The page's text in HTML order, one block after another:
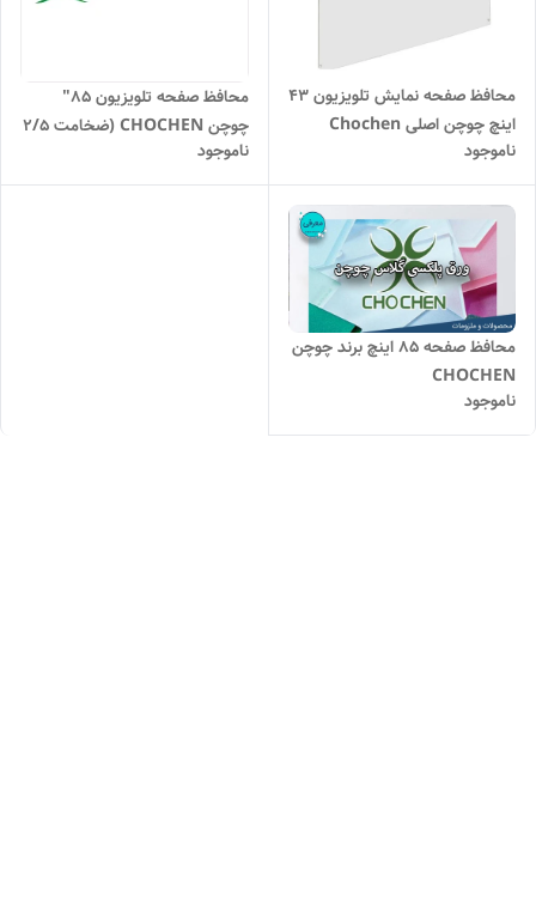
محافظ صفحه نمایش تلویزیون ۴۳
اینچ چوچن اصلی Chochen
ناموجود
محافظ صفحه تلویزیون 85"
چوچن CHOCHEN (ضخامت ۲/۵
میلی متر)
ناموجود
محافظ صفحه 85 اینچ برند چوچن
CHOCHEN
ناموجود